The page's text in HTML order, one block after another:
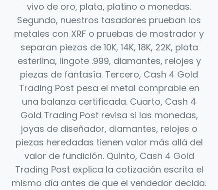
vivo de oro, plata, platino o monedas.
Segundo, nuestros tasadores prueban los
metales con XRF o pruebas de mostrador y
separan piezas de 10K, 14K, 18K, 22K, plata
esterlina, lingote .999, diamantes, relojes y
piezas de fantasía. Tercero, Cash 4 Gold
Trading Post pesa el metal comprable en
una balanza certificada. Cuarto, Cash 4
Gold Trading Post revisa si las monedas,
joyas de diseñador, diamantes, relojes o
piezas heredadas tienen valor más allá del
valor de fundición. Quinto, Cash 4 Gold
Trading Post explica la cotización escrita el
mismo día antes de que el vendedor decida.